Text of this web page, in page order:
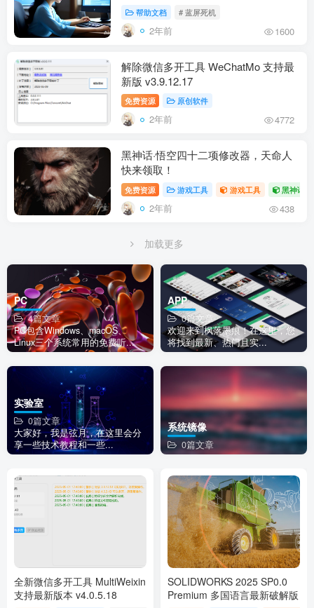
帮助文档 # 蓝屏死机
2年前 1600
解除微信多开工具 WeChatMo 支持最
新版 v3.9.12.17
免费资源 原创软件
2年前 4772
黑神话·悟空四十二项修改器，天命人
快来领取！
免费资源 游戏工具 游戏工具 黑神话·
2年前 438
加载更多
PC
4篇文章
PC包含Windows、macOS、
Linux三个系统常用的免费听...
APP
0篇文章
欢迎来到枫落墨痕！在这里，您
将找到最新、热门且实...
实验室
0篇文章
大家好，我是弦月，在这里会分
享一些技术教程和一些...
系统镜像
0篇文章
全新微信多开工具 MultiWeixin
支持最新版本 v4.0.5.18
SOLIDWORKS 2025 SP0.0
Premium 多国语言最新破解版